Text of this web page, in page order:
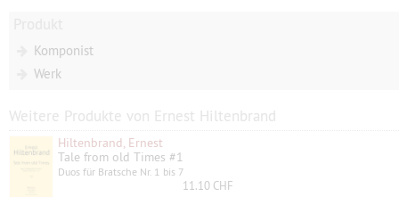
Komponist
Werk
Weitere Produkte von Ernest Hiltenbrand
Hiltenbrand, Ernest
Tale from old Times #1
Duos für Bratsche Nr. 1 bis 7
11.10 CHF